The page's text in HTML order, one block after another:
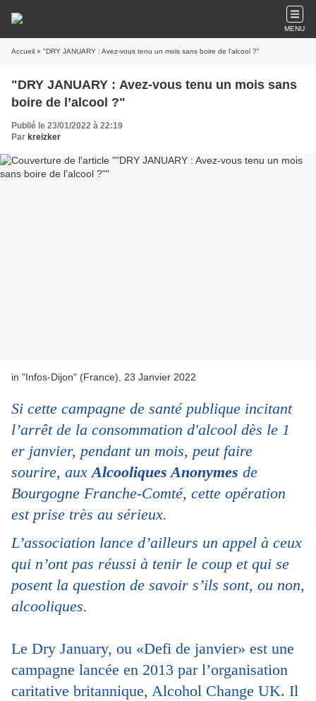
MENU
Accueil » "DRY JANUARY : Avez-vous tenu un mois sans boire de l’alcool ?"
"DRY JANUARY : Avez-vous tenu un mois sans
boire de l’alcool ?"
Publié le 23/01/2022 à 22:19
Par kreizker
in "Infos-Dijon" (France), 23 Janvier 2022
Si cette campagne de santé publique incitant
l’arrêt de la consommation d'alcool dès le 1
er janvier, pendant un mois, peut faire
sourire, auxAlcooliques Anonymes de
Bourgogne Franche-Comté, cette opération
est prise très au sérieux.
L’association lance d’ailleurs un appel à ceux
qui n’ont pas réussi à tenir le coup et qui se
posent la question de savoir s’ils sont, ou non,
alcooliques.
Le Dry January, ou «Defi de janvier» est une
campagne lancée en 2013 par l’organisation
caritative britannique, Alcohol Change UK. Il